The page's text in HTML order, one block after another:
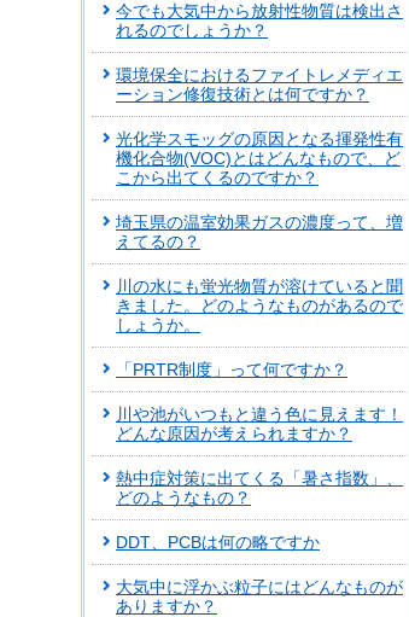
今でも大気中から放射性物質は検出さ
れるのでしょうか？
環境保全におけるファイトレメディエ
ーション修復技術とは何ですか？
光化学スモッグの原因となる揮発性有
機化合物(VOC)とはどんなもので、ど
こから出てくるのですか？
埼玉県の温室効果ガスの濃度って、増
えてるの？
川の水にも蛍光物質が溶けていると聞
きました。どのようなものがあるので
しょうか。
「PRTR制度」って何ですか？
川や池がいつもと違う色に見えます！
どんな原因が考えられますか？
熱中症対策に出てくる「暑さ指数」、
どのようなもの？
DDT、PCBは何の略ですか
大気中に浮かぶ粒子にはどんなものが
ありますか？